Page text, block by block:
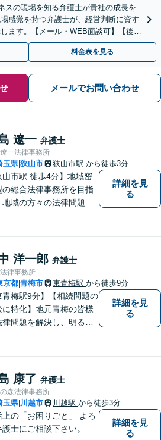
スの現場を知る弁護士が貴社の成長を
感覚を持つ弁護士が、経営判断に資す
ます。【メール・WEB面談可】【後払
料金表を見る
メールでお問い合わせ
遼一 弁護士
一法律事務所
玉県|狭山市 狭山市駅 から徒歩3分
山市駅 徒歩4分】地域密
の総合法律事務所を目指
地域の方々の法律問題を
にご相談ください。
詳細を見
る
洋一郎 弁護士
律事務所
京都 青梅市 東青梅駅 から徒歩9分
青梅駅9分】【相続問題の
に特化】地元青梅の皆様
問題を解決し、明るく
に寄り添ったサポートを
けております。まずはお
にご相談ください。
詳細を見
る
康了 弁護士
森法律事務所
玉県| 川越市 川越駅 から徒歩3分
上の「お困りごと」 よろ
士にご相談下さい。
詳細を見
る